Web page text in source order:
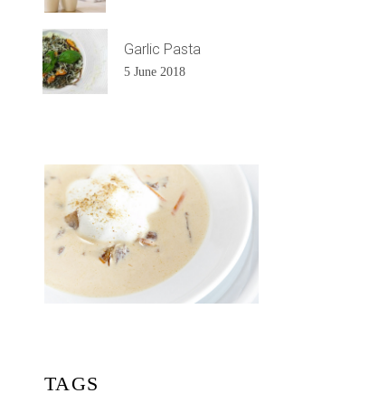
Garlic Pasta
5 June 2018
TAGS